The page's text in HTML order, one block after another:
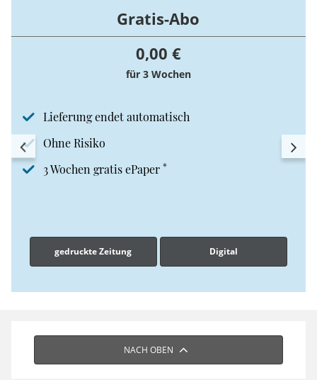
Gratis-Abo
0,00 €
für 3 Wochen
Lieferung endet automatisch
Ohne Risiko
3 Wochen gratis ePaper *
gedruckte Zeitung Digital
NACH OBEN